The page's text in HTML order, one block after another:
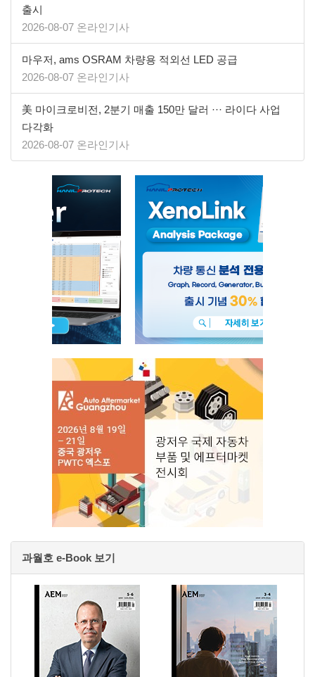
출시
2026-08-07 온라인기사
마우저, ams OSRAM 차량용 적외선 LED 공급
2026-08-07 온라인기사
美 마이크로비전, 2분기 매출 150만 달러 ··· 라이다 사업
다각화
2026-08-07 온라인기사
과월호 e-Book 보기